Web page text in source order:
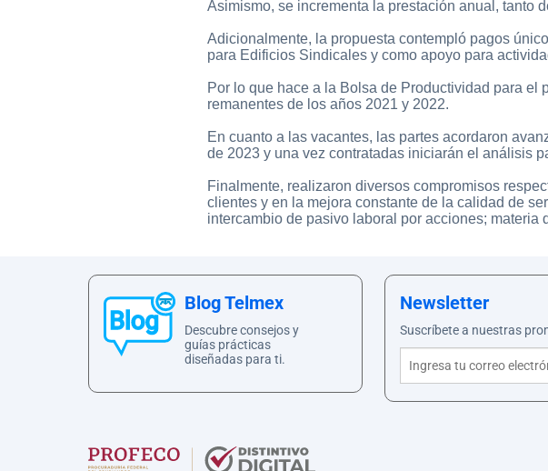
Asimismo, se incrementa la prestación anual, tanto
Adicionalmente, la propuesta contempló pagos
para Edificios Sindicales y como apoyo para
Por lo que hace a la Bolsa de Productividad para
remanentes de los años 2021 y 2022.
En cuanto a las vacantes, las partes acordaron
de 2023 y una vez contratadas iniciarán el análisis
Finalmente, realizaron diversos compromisos
clientes y en la mejora constante de la calidad de
intercambio de pasivo laboral por acciones;
Blog Telmex
Descubre consejos y
guías prácticas
diseñadas para ti.
Newsletter
Suscríbete a nuestras